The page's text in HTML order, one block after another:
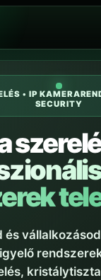
• IP
SECURITY
és